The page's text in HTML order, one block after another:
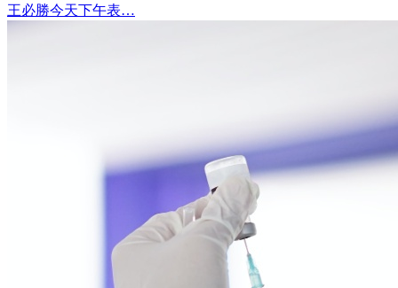
王必勝今天下午表…